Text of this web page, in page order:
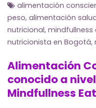
alimentación
peso, alimentación
nutricional, mindfullness
nutricionista en Bogotá,
Alimentación
conocido a
Mindfullness